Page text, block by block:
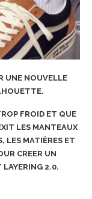
UNE NOUVELLE
FROID ET QUE
LES MANTEAUX
LES MATIÈRES ET
CREER UN
LAYERING 2.0.